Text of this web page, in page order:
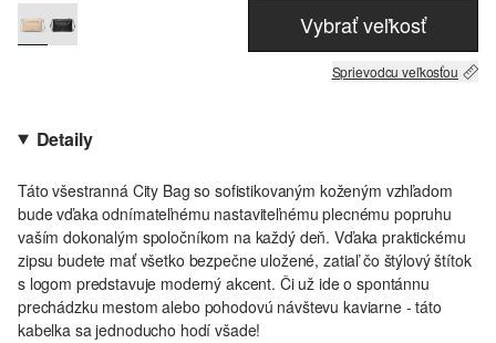
Vybrať veľkosť
Sprievodcu veľkosťou
Detaily
Táto všestranná City Bag so sofistikovaným koženým vzhľadom
bude vďaka odnímateľnému nastaviteľnému plecnému popruhu
vaším dokonalým spoločníkom na každý deň. Vďaka praktickému
zipsu budete mať všetko bezpečne uložené, zatiaľ čo štýlový štítok
s logom predstavuje moderný akcent. Či už ide o spontánnu
prechádzku mestom alebo pohodovú návštevu kaviarne - táto
kabelka sa jednoducho hodí všade!